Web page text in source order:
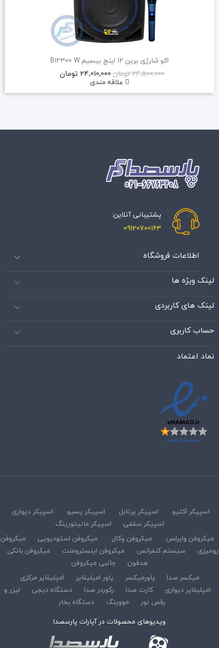
اکو شارژی برین 12 اینچ بیسیم B12300 W
24,500,000 تومان
24,010,000 تومان
علاقه مندی
پشتیبانی آنلاین:
09120700163
اطلاعات فروشگاه 
لینک ویژه ها 
لینک های کاربردی 
حساب کاربری 
نماد اعتماد
اسپیکر اکتیو اسپیکر پرتابل اسپیکر پسیو
اسپیکر دیواری
اسپیکر سقفی
اسپیکر مانیتورینگ
میکروفن وایرلس
میکروفن وکال میکروفن استودیویی
میکروفن
رومیزی
سیستم کنفرانس میکروفن اینسترومنت
میکروفن بانکی
هدفون
جانبی میکروفن
میکسر صدا
پاورمیکسر پاور امپلیفایر
امپلیفایر مرکزی
امپلیفایر دیواری
کارت صدا رکوردر صدا دستگاه دیجی
لیزر و
رقص نور
مووینگ
دستگاه بخار
ویدیوهای محصولات در آپارات پارسصدا